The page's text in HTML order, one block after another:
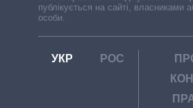
публікується на сайті, власниками
особи.
УКР РОС